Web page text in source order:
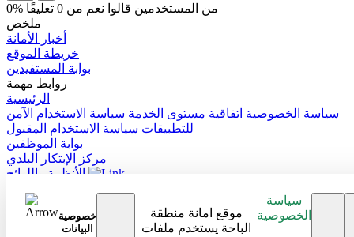
خصوصية
البيانات
موقع امانة منطقة
الباحة يستخدم ملفات
سياسة
الخصوصية
0% من المستخدمين قالوا نعم من 0 تعليقًا
ملخص
أخبار الأمانة
خريطة الموقع
بوابة المستفيدين
روابط مهمة
الرئيسية
سياسة الخصوصية اتفاقية مستوى الخدمة سياسة الاستخدام الآمن
للتطبيقات سياسة الاستخدام المقبول
بوابة الموظفين
مركز الإبتكار البلدي
اتصل بنا
الأسئلة الشائعة